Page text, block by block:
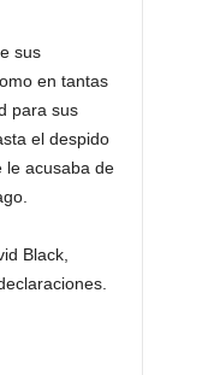
sus
en tantas
para sus
el despido
le acusaba de
Black,